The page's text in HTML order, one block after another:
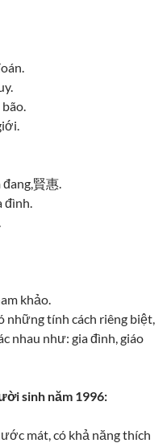
賢惠.
khảo.
những tính cách riêng biệt,
nhau như: gia đình, giáo
sinh năm 1996:
mát, có khả năng thích